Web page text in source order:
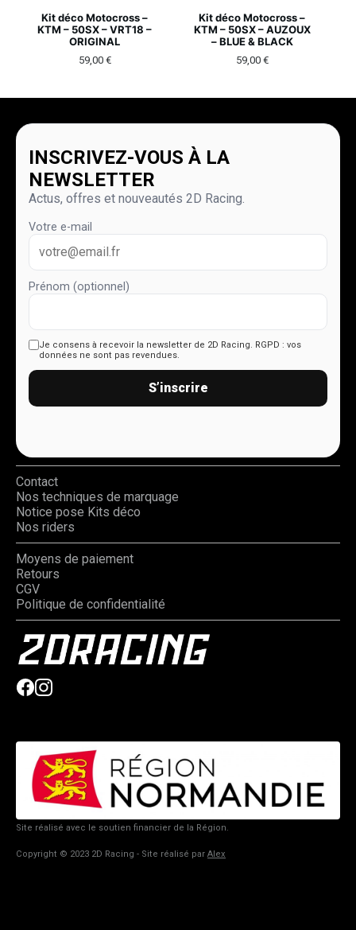
Kit déco Motocross –
KTM – 50SX – VRT18 –
ORIGINAL
59,00 €
Kit déco Motocross –
KTM – 50SX – AUZOUX
– BLUE & BLACK
59,00 €
INSCRIVEZ-VOUS À LA
NEWSLETTER
Actus, offres et nouveautés 2D Racing.
Votre e-mail
Prénom (optionnel)
Je consens à recevoir la newsletter de 2D Racing. RGPD : vos
données ne sont pas revendues.
S’inscrire
Contact
Nos techniques de marquage
Notice pose Kits déco
Nos riders
Moyens de paiement
Retours
CGV
Politique de confidentialité
Site réalisé avec le soutien financier de la Région.
Copyright © 2023 2D Racing - Site réalisé par Alex